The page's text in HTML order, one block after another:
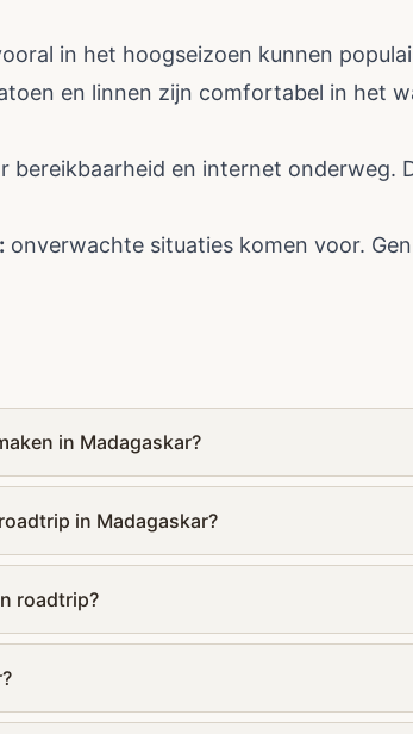
in het hoogseizoen kunnen
en linnen zijn comfortabel in het
bereikbaarheid en internet onderweg.
onverwachte situaties komen voor.
in Madagaskar?
in Madagaskar?
roadtrip?